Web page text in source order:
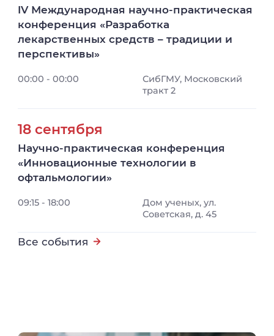
IV Международная научно-практическая
конференция «Разработка
лекарственных средств – традиции и
перспективы»
00:00 - 00:00
СибГМУ, Московский
тракт 2
18 сентября
Научно-практическая конференция
«Инновационные технологии в
офтальмологии»
09:15 - 18:00
Дом ученых, ул.
Советская, д. 45
Все события